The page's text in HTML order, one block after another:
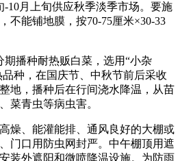
10月上旬供应秋季淡季市场。要施
不能铺地膜，按70-75厘米×30-33
播种耐热贩白菜，选用“小杂
品种，在国庆节、中秋节前后采收
地，播种后在行间浇水降温，从苗
菜青虫等病虫害。
、能灌能排、通风良好的大棚或
门口用防虫网封严。中午棚顶用遮
装外遮阳和微喷降温设施。为防雨